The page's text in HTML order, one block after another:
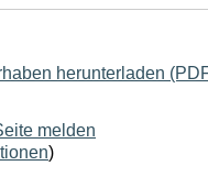
herunterladen
melden
)